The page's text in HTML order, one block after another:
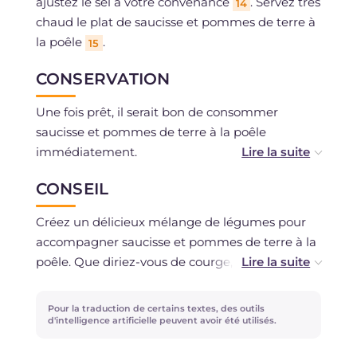
14
chaud le plat de saucisse et pommes de terre à
la poêle 15 .
CONSERVATION
Une fois prêt, il serait bon de consommer
saucisse et pommes de terre à la poêle
immédiatement.
Vous pouvez conserver à température ambiante
si vous consommez dans quelques heures,
sinon gardez au réfrigérateur pendant 1-2 jours
maximum.
CONSEIL
Créez un délicieux mélange de légumes pour
accompagner saucisse et pommes de terre à la
poêle. Que diriez-vous de courge, artichauts,
inspirer par la saison !
Pour la traduction de certains textes, des outils
d'intelligence artificielle peuvent avoir été utilisés.